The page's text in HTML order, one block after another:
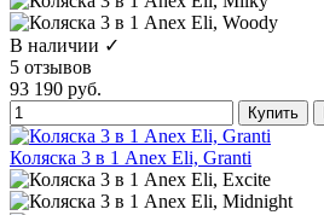
В наличии ✓
5 отзывов
93 190 руб.
Купить
Коляска 3 в 1 Anex Eli, Granti